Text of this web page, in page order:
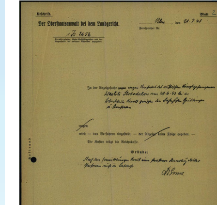
пытался запрыгнуть в состав в направлении Амштеттена, в
результате чего получил травмы. Его видел машинист товарного
поезда как он сидел на путях после травмы.